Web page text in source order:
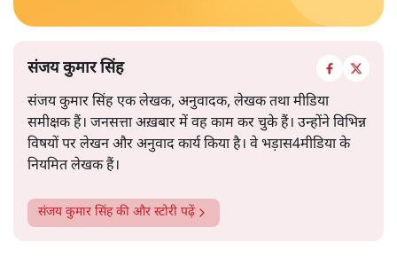
संजय कुमार सिंह
संजय कुमार सिंह एक लेखक, अनुवादक, लेखक तथा मीडिया
समीक्षक हैं। जनसत्ता अख़बार में वह काम कर चुके हैं। उन्होंने विभिन्न
विषयों पर लेखन और अनुवाद कार्य किया है। वे भड़ास4मीडिया के
नियमित लेखक हैं।
संजय कुमार सिंहकी और स्टोरी पढ़ें